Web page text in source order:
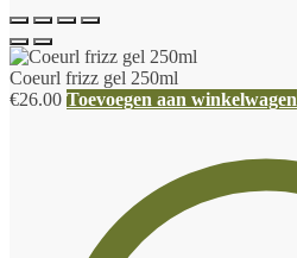
Coeurl frizz gel 250ml
€26.00 Toevoegen aan winkelwagen